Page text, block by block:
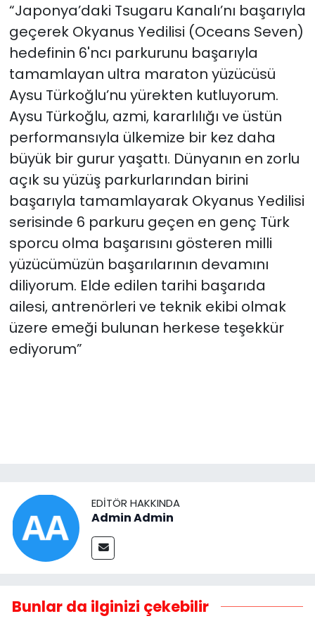
“Japonya’daki Tsugaru Kanalı’nı başarıyla
geçerek Okyanus Yedilisi (Oceans Seven)
hedefinin 6'ncı parkurunu başarıyla
tamamlayan ultra maraton yüzücüsü
Aysu Türkoğlu’nu yürekten kutluyorum.
Aysu Türkoğlu, azmi, kararlılığı ve üstün
performansıyla ülkemize bir kez daha
büyük bir gurur yaşattı. Dünyanın en zorlu
açık su yüzüş parkurlarından birini
başarıyla tamamlayarak Okyanus Yedilisi
serisinde 6 parkuru geçen en genç Türk
sporcu olma başarısını gösteren milli
yüzücümüzün başarılarının devamını
diliyorum. Elde edilen tarihi başarıda
ailesi, antrenörleri ve teknik ekibi olmak
üzere emeği bulunan herkese teşekkür
ediyorum”
EDITÖR HAKKINDA
Admin Admin
Bunlar da ilginizi çekebilir